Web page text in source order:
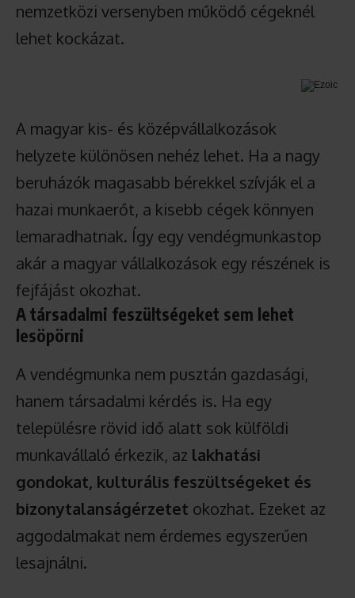
nemzetközi versenyben működő cégeknél
lehet kockázat.
A magyar kis- és középvállalkozások
helyzete különösen nehéz lehet. Ha a nagy
beruházók magasabb bérekkel szívják el a
hazai munkaerőt, a kisebb cégek könnyen
lemaradhatnak. Így egy vendégmunkastop
akár a magyar vállalkozások egy részének is
fejfájást okozhat.
A társadalmi feszültségeket sem lehet
lesöpörni
A vendégmunka nem pusztán gazdasági,
hanem társadalmi kérdés is. Ha egy
településre rövid idő alatt sok külföldi
munkavállaló érkezik, az lakhatási
gondokat, kulturális feszültségeket és
bizonytalanságérzetet okozhat. Ezeket az
aggodalmakat nem érdemes egyszerűen
lesajnálni.